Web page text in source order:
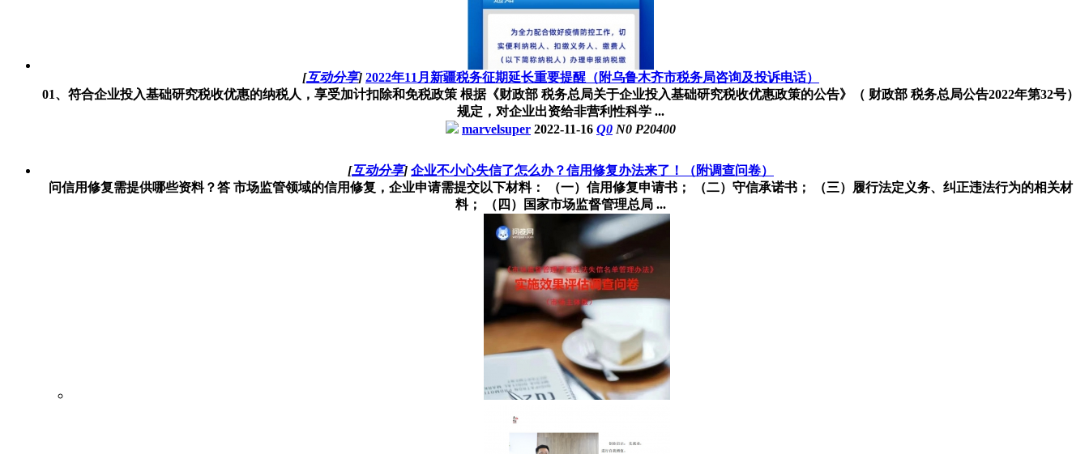
[互动分享] 2022年11月新疆税务征期延长重要提醒（附乌鲁木齐市税务局咨询及投诉电话）
01、符合企业投入基础研究税收优惠的纳税人，享受加计扣除和免税政策 根据《财政部 税务总局关于企业投入基础研究税收优惠政策的公告》（ 财政部 税务总局公告2022年第32号）
规定，对企业出资给非营利性科学 ...
marvelsuper 2022-11-16 Q0 N0 P20400
[互动分享] 企业不小心失信了怎么办？信用修复办法来了！（附调查问卷）
问信用修复需提供哪些资料？答 市场监管领域的信用修复，企业申请需提交以下材料： （一）信用修复申请书； （二）守信承诺书； （三）履行法定义务、纠正违法行为的相关材
料； （四）国家市场监督管理总局 ...